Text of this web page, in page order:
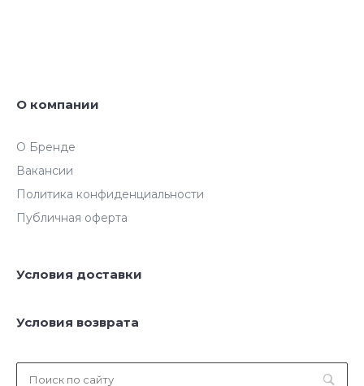
О компании
О Бренде
Вакансии
Политика конфиденциальности
Публичная оферта
Условия доставки
Условия возврата